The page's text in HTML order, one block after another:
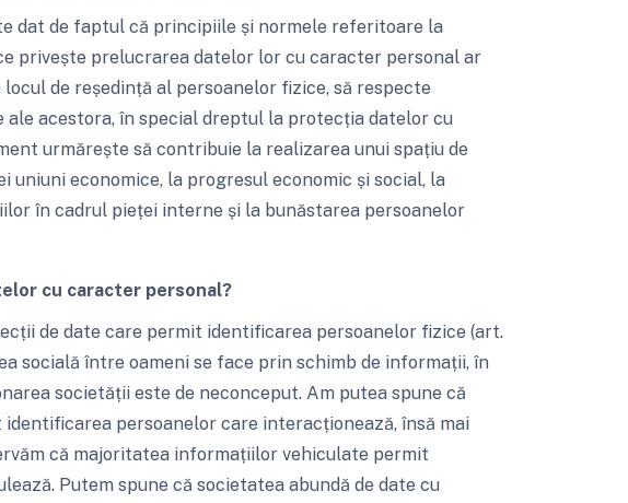
dat de faptul că principiile și normele referitoare la
privește prelucrarea datelor lor cu caracter personal ar
de reședință al persoanelor fizice, să respecte
acestora, în special dreptul la protecția datelor cu
urmărește să contribuie la realizarea unui spațiu de
economice, la progresul economic și social, la
în cadrul pieței interne și la bunăstarea persoanelor
cu caracter personal?
de date care permit identificarea persoanelor fizice (art.
socială între oameni se face prin schimb de informații, în
societății este de neconceput. Am putea spune că
persoanelor care interacționează, însă mai
că majoritatea informațiilor vehiculate permit
Putem spune că societatea abundă de date cu